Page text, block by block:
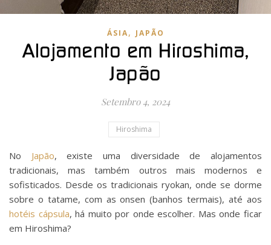
ÁSIA, JAPÃO
Alojamento em Hiroshima,
Japão
Setembro 4, 2024
Hiroshima
No Japão, existe uma diversidade de alojamentos
tradicionais, mas também outros mais modernos e
sofisticados. Desde os tradicionais ryokan, onde se dorme
sobre o tatame, com as onsen (banhos termais), até aos
hotéis cápsula, há muito por onde escolher. Mas onde ficar
em Hiroshima?